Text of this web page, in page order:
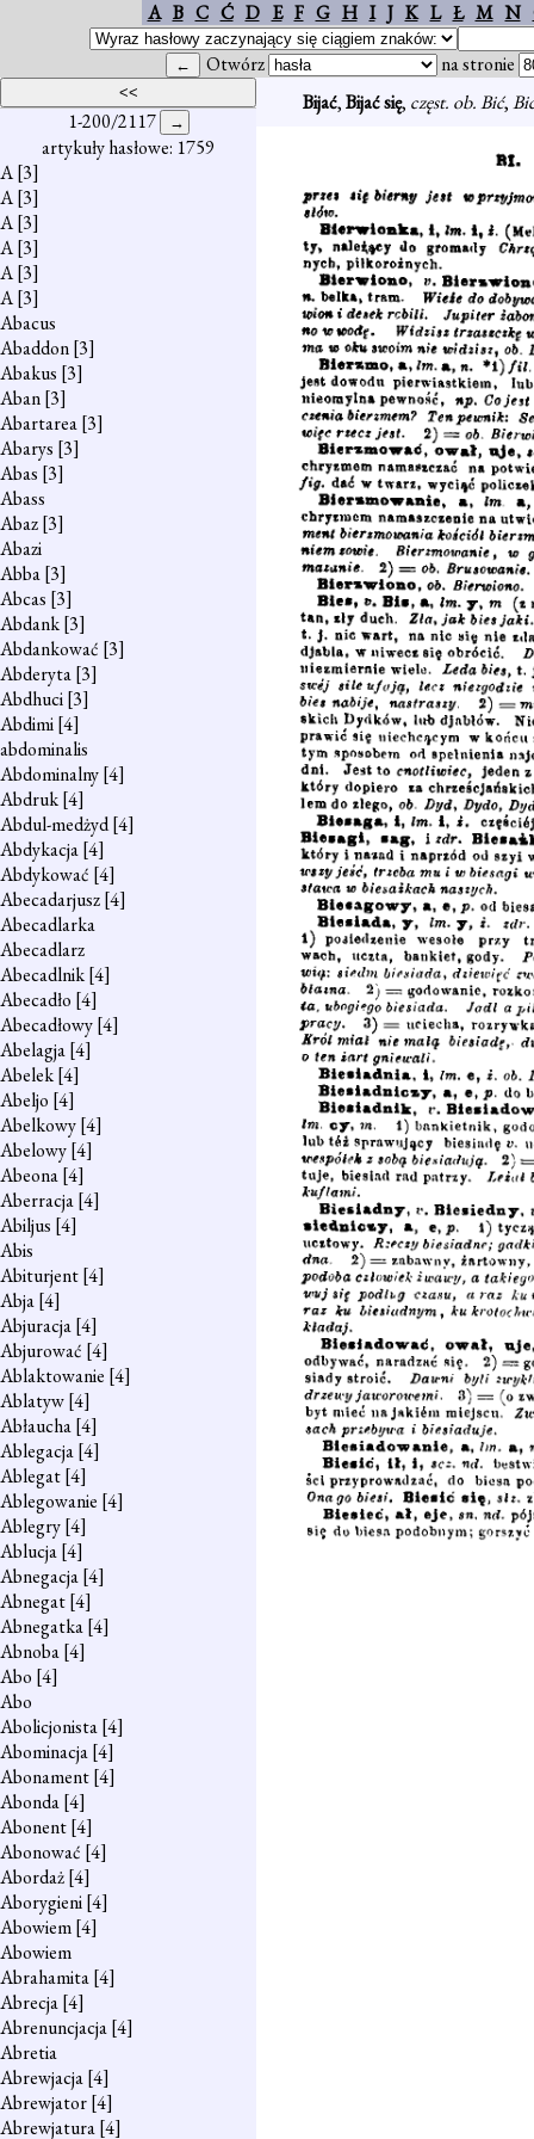
A B C Ć D E F G H I J K L Ł M N
Otwórz na stronie
1-200/2117
artykuły hasłowe: 1759
A[3]
A[3]
A[3]
A[3]
A[3]
A[3]
Abacus
Abaddon[3]
Abakus [3]
Aban[3]
Abartarea[3]
Abarys [3]
Abas [3]
Abass
Abaz[3]
Abazi
Abba[3]
Abcas [3]
Abdank[3]
Abdankować [3]
Abderyta[3]
Abdhuci[3]
Abdimi[4]
abdominalis
Abdominalny[4]
Abdruk[4]
Abdul-medżyd[4]
Abdykacja[4]
Abdykować [4]
Abecadarjusz[4]
Abecadlarka
Abecadlarz
Abecadlnik[4]
Abecadło [4]
Abecadłowy[4]
Abelagja[4]
Abelek[4]
Abeljo [4]
Abelkowy[4]
Abelowy[4]
Abeona[4]
Aberracja[4]
Abiljus [4]
Abis
Abiturjent[4]
Abja[4]
Abjuracja[4]
Abjurować [4]
Ablaktowanie [4]
Ablatyw[4]
Abłaucha[4]
Ablegacja[4]
Ablegat[4]
Ablegowanie [4]
Ablegry[4]
Ablucja[4]
Abnegacja[4]
Abnegat[4]
Abnegatka[4]
Abnoba[4]
Abo [4]
Abo
Abolicjonista[4]
Abominacja[4]
Abonament[4]
Abonda[4]
Abonent[4]
Abonować [4]
Abordaż[4]
Aborygieni[4]
Abowiem[4]
Abowiem
Abrahamita[4]
Abrecja[4]
Abrenuncjacja[4]
Abretia
Abrewjacja[4]
Abrewjator[4]
Abrewjatura[4]
Bijać,Bijać się, częst. ob. Bić,